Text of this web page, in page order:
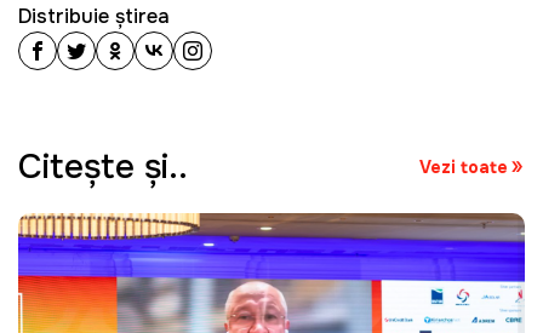
Distribuie știrea
Citeşte şi.. Vezi toate